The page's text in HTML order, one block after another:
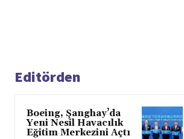
Editörden
Boeing, Şanghay’da
Yeni Nesil Havacılık
Eğitim Merkezini Açtı